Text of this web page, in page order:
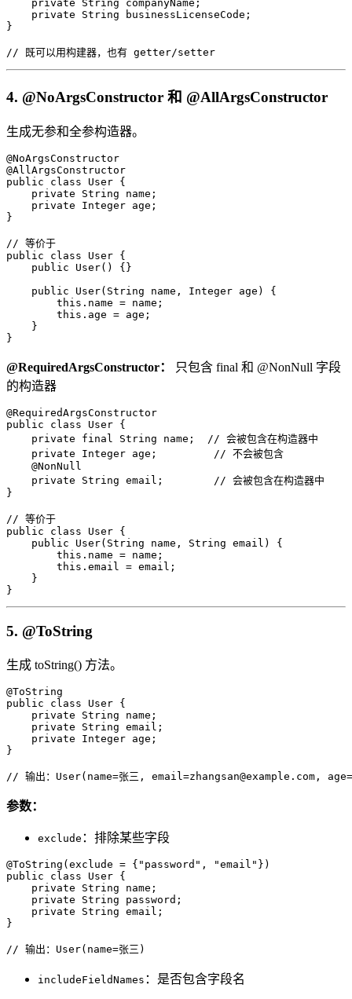
private String companyName;
private String businessLicenseCode;
}
// 既可以用构建器，也有 getter/setter
4. @NoArgsConstructor 和 @AllArgsConstructor
生成无参和全参构造器。
@NoArgsConstructor
@AllArgsConstructor
public class User {
private String name;
private Integer age;
}
// 等价于
public class User {
public User() {}
public User(String name, Integer age) {
this.name = name;
this.age = age;
}
}
@RequiredArgsConstructor：
只包含 final 和 @NonNull 字段
的构造器
@RequiredArgsConstructor
public class User {
private final String name;  // 会被包含在构造器中
private Integer age;         // 不会被包含
@NonNull
private String email;        // 会被包含在构造器中
}
// 等价于
public class User {
public User(String name, String email) {
this.name = name;
this.email = email;
}
}
5. @ToString
生成 toString() 方法。
@ToString
public class User {
private String name;
private String email;
private Integer age;
}
// 输出：User(name=张三, email=zhangsan@example.com,
参数：
exclude ：排除某些字段
@ToString(exclude = {"password", "email"})
public class User {
private String name;
private String password;
private String email;
}
// 输出：User(name=张三)
includeFieldNames ：是否包含字段名